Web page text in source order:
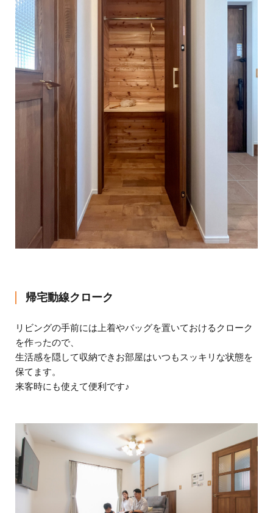
帰宅動線クローク
リビングの手前には上着やバッグを置いておけるクローク
を作ったので、
生活感を隠して収納できお部屋はいつもスッキリな状態を
保てます。
来客時にも使えて便利です♪